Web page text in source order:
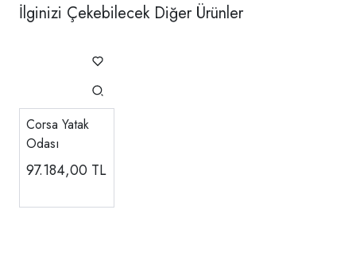
İlginizi Çekebilecek Diğer Ürünler
Corsa Yatak
Odası
97.184,00 TL